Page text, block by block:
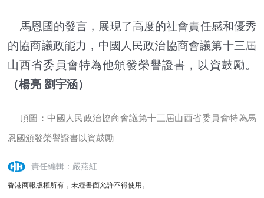
馬恩國的發言，展現了高度的社會責任感和優秀
的協商議政能力，中國人民政治協商會議第十三屆
山西省委員會特為他頒發榮譽證書，以資鼓勵。
（楊亮 劉宇涵）
頂圖：中國人民政治協商會議第十三屆山西省委員會特為馬
恩國頒發榮譽證書以資鼓勵
責任編輯：嚴燕紅
香港商報版權所有，未經書面允許不得使用。